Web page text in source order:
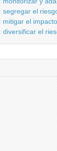
segregar el
mitigar el impacto
diversificar el